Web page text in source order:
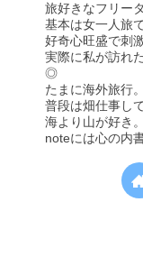
旅好きなフリータ
基本は女一人旅で
好奇心旺盛で刺
実際に私が訪れ
◎
たまに海外旅行。
普段は畑仕事し
海より山が好き。
noteには心の内